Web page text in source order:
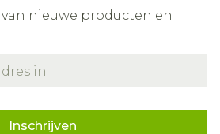
nieuwe producten en
Inschrijven